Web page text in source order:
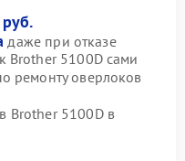
даже при отказе
Brother 5100D сами
ремонту оверлоков
Brother 5100D в